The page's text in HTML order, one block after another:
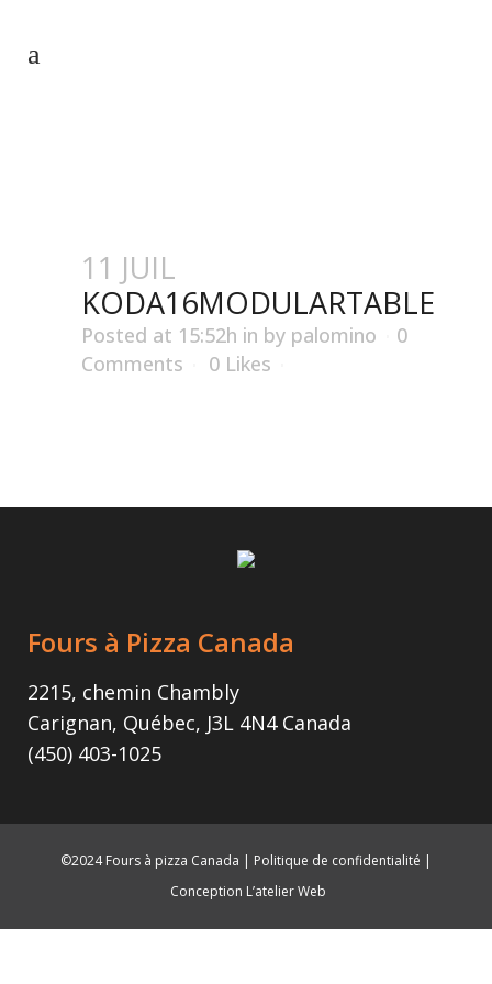
11 JUIL
KODA16MODULARTABLE
Posted at 15:52h in by palomino
0
Comments
0 Likes
Fours à Pizza Canada
2215, chemin Chambly
Carignan, Québec, J3L 4N4 Canada
(450) 403-1025
©2024 Fours à pizza Canada | Politique de confidentialité |
Conception L’atelier Web